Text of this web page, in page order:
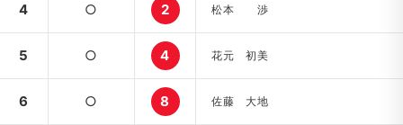
4 ○ 2 松本 渉
5 ○ 4 花元 初美
6 ○ 8 佐藤 大地